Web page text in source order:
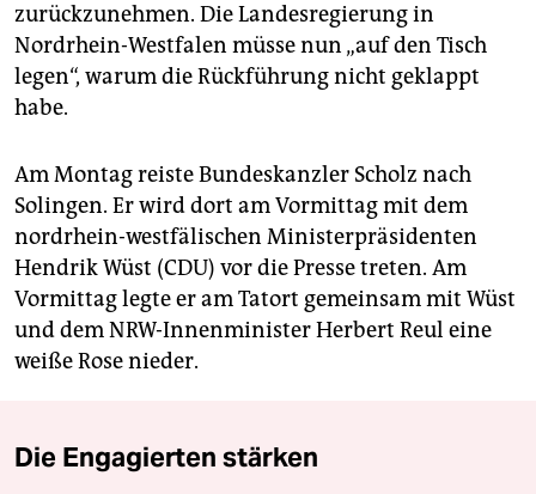
zurückzunehmen. Die Landesregierung in
Nordrhein-Westfalen müsse nun „auf den Tisch
legen“, warum die Rückführung nicht geklappt
habe.
Am Montag reiste Bundeskanzler Scholz nach
Solingen. Er wird dort am Vormittag mit dem
nordrhein-westfälischen Ministerpräsidenten
Hendrik Wüst (CDU) vor die Presse treten. Am
Vormittag legte er am Tatort gemeinsam mit Wüst
und dem NRW-Innenminister Herbert Reul eine
weiße Rose nieder.
Die Engagierten stärken